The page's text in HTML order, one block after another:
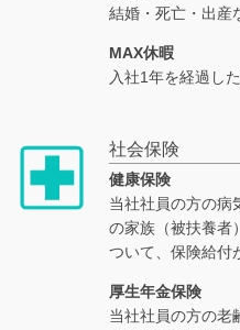
結婚・死亡・出産
MAX休暇
入社1年を経過し
社会保険
健康保険
当社社員の方の病
の家族（被扶養者
ついて、保険給付
厚生年金保険
当社社員の方の老